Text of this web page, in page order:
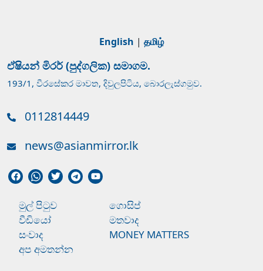
English | தமிழ்
ඒෂියන් මිරර් (පුද්ගලික) සමාගම.
193/1, වීරසේකර මාවත, දිවුලපිටිය, බොරලැස්ගමුව.
0112814449
news@asianmirror.lk
මුල් පිටුව
ගොසිප්
වීඩියෝ
මතවාද
සංවාද
MONEY MATTERS
අප අමතන්න